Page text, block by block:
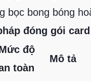
bọc bong bóng
đóng gói
độ
toàn
Mô tả